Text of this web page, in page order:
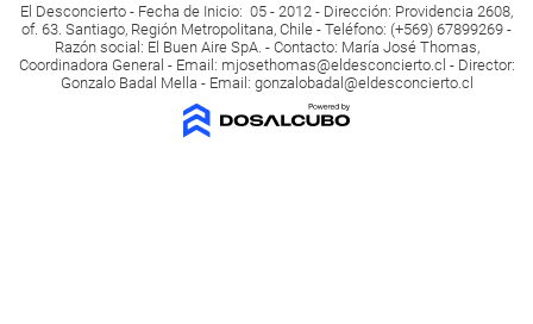
El Desconcierto - Fecha de Inicio: 05 - 2012 - Dirección: Providencia 2608,
of. 63. Santiago, Región Metropolitana, Chile - Teléfono: (+569) 67899269 -
Razón social: El Buen Aire SpA. - Contacto: María José Thomas,
Coordinadora General - Email: mjosethomas@eldesconcierto.cl - Director:
Gonzalo Badal Mella - Email: gonzalobadal@eldesconcierto.cl